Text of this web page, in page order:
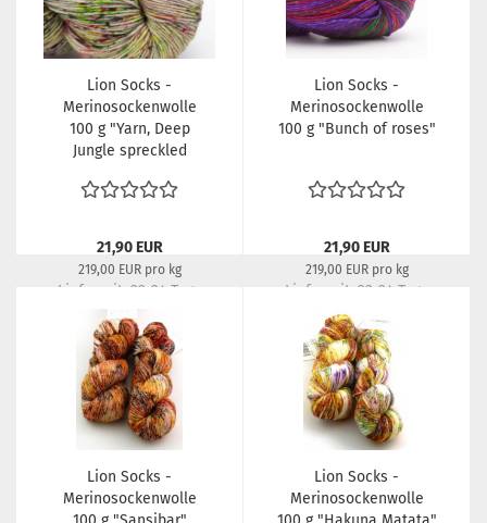
Lion Socks -
Merinosockenwolle
100 g "Yarn, Deep
Jungle spreckled
21,90 EUR
219,00 EUR pro kg
Lieferzeit: 22-24 Tage
Lion Socks -
Merinosockenwolle
100 g "Bunch of roses"
21,90 EUR
219,00 EUR pro kg
Lieferzeit: 22-24 Tage
Lion Socks -
Merinosockenwolle
Lion Socks -
Merinosockenwolle